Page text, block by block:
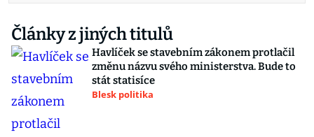
Články z jiných titulů
Havlíček se stavebním zákonem protlačil
změnu názvu svého ministerstva. Bude to
stát statisíce
Blesk politika